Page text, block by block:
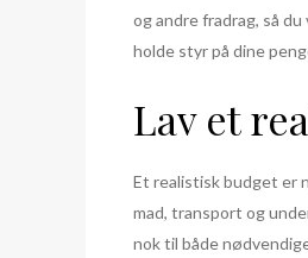
og andre fradrag, så
holde styr på dine
Lav et
Et realistisk budget er
mad, transport og
nok til både